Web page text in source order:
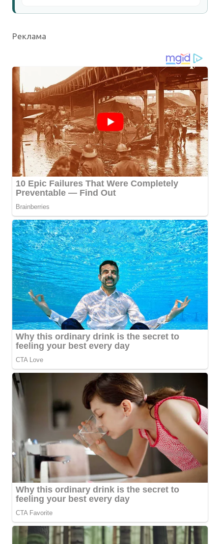
Реклама